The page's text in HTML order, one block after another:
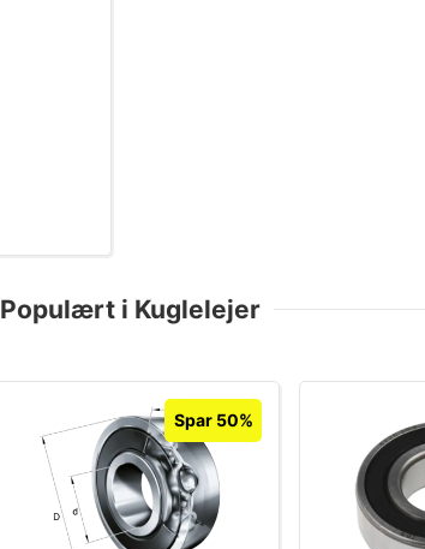
Populært i Kuglelejer
Spar 50%